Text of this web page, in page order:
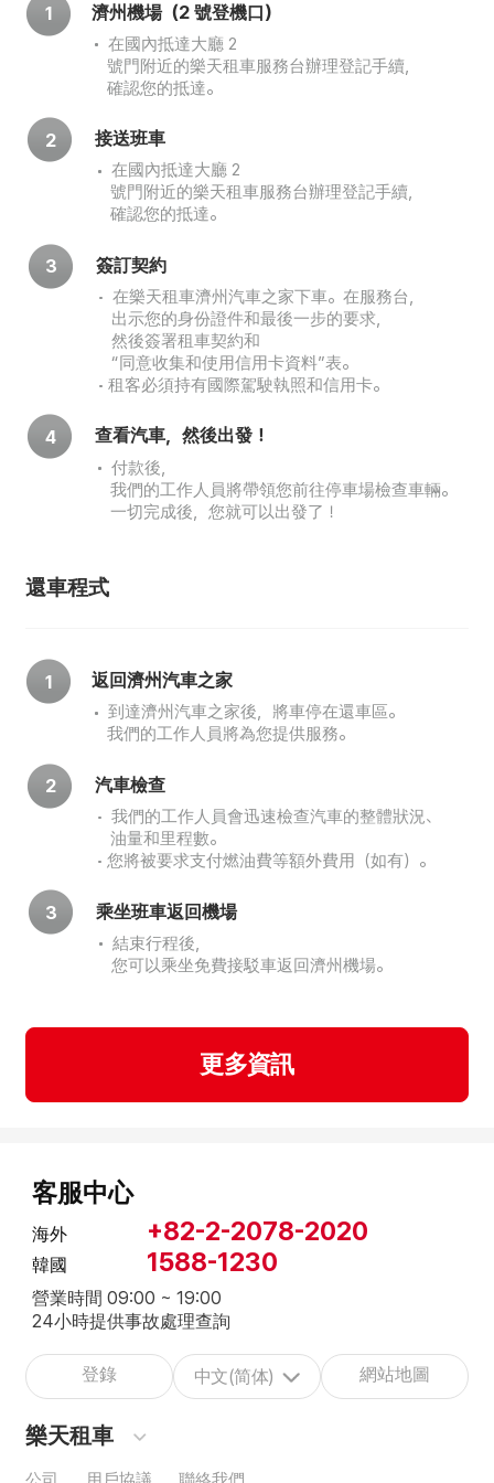
1 濟州機場（2 號登機口）
在國內抵達大廳 2
號門附近的樂天租車服務台辦理登記手續，
確認您的抵達。
2 接送班車
在國內抵達大廳 2
號門附近的樂天租車服務台辦理登記手續，
確認您的抵達。
3 簽訂契約
在樂天租車濟州汽車之家下車。在服務台，
出示您的身份證件和最後一步的要求，
然後簽署租車契約和
“同意收集和使用信用卡資料”表。
租客必須持有國際駕駛執照和信用卡。
4 查看汽車，然後出發！
付款後，
我們的工作人員將帶領您前往停車場檢查車輛。
一切完成後，您就可以出發了！
還車程式
1 返回濟州汽車之家
到達濟州汽車之家後，將車停在還車區。
我們的工作人員將為您提供服務。
2 汽車檢查
我們的工作人員會迅速檢查汽車的整體狀況、
油量和里程數。
您將被要求支付燃油費等額外費用（如有）。
3 乘坐班車返回機場
結束行程後，
您可以乘坐免費接駁車返回濟州機場。
更多資訊
客服中心
海外 +82-2-2078-2020
韓國 1588-1230
營業時間 09:00 ~ 19:00
24小時提供事故處理查詢
登錄 中文(简体) 網站地圖
樂天租車